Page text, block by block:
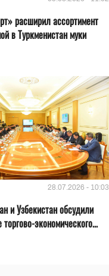
расширил ассортимент
в Туркменистан муки
28.07.2026 - 10:03
и Узбекистан обсудили
экономического...